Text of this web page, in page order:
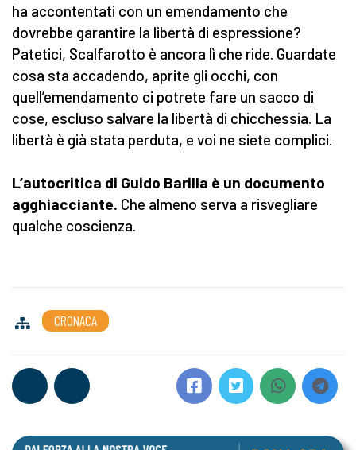
ha accontentati con un emendamento che
dovrebbe garantire la libertà di espressione?
Patetici, Scalfarotto è ancora lì che ride. Guardate
cosa sta accadendo, aprite gli occhi, con
quell’emendamento ci potrete fare un sacco di
cose, escluso salvare la libertà di chicchessia. La
libertà è già stata perduta, e voi ne siete complici.
L’autocritica di Guido Barilla è un documento
agghiacciante. Che almeno serva a risvegliare
qualche coscienza.
CRONACA